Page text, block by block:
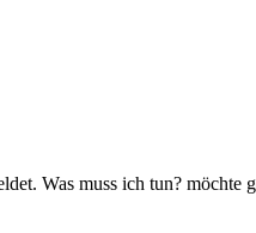
Was muss ich tun? möchte